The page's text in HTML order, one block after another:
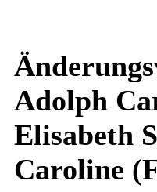
Adolph
Elisabeth
Caroline